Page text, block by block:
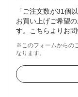
「ご注文数が31個
お買い上げご希望
す。こちらよりお問
※このフォームからの
なります。